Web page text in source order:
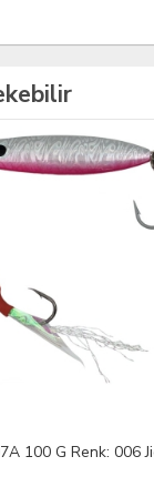
Minnow 115
Yem